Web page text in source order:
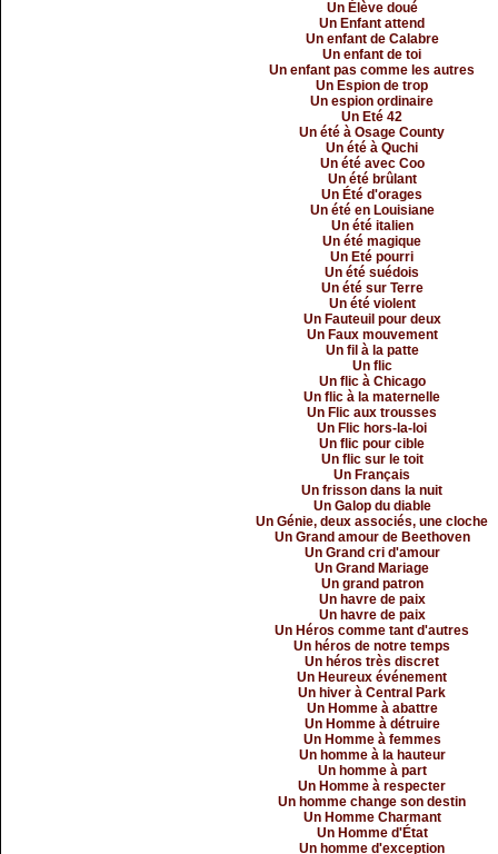
Un Élève doué
Un Enfant attend
Un enfant de Calabre
Un enfant de toi
Un enfant pas comme les autres
Un Espion de trop
Un espion ordinaire
Un Eté 42
Un été à Osage County
Un été à Quchi
Un été avec Coo
Un été brûlant
Un Été d'orages
Un été en Louisiane
Un été italien
Un été magique
Un Eté pourri
Un été suédois
Un été sur Terre
Un été violent
Un Fauteuil pour deux
Un Faux mouvement
Un fil à la patte
Un flic
Un flic à Chicago
Un flic à la maternelle
Un Flic aux trousses
Un Flic hors-la-loi
Un flic pour cible
Un flic sur le toit
Un Français
Un frisson dans la nuit
Un Galop du diable
Un Génie, deux associés, une cloche
Un Grand amour de Beethoven
Un Grand cri d'amour
Un Grand Mariage
Un grand patron
Un havre de paix
Un havre de paix
Un Héros comme tant d'autres
Un héros de notre temps
Un héros très discret
Un Heureux événement
Un hiver à Central Park
Un Homme à abattre
Un Homme à détruire
Un Homme à femmes
Un homme à la hauteur
Un homme à part
Un Homme à respecter
Un homme change son destin
Un Homme Charmant
Un Homme d'État
Un homme d'exception